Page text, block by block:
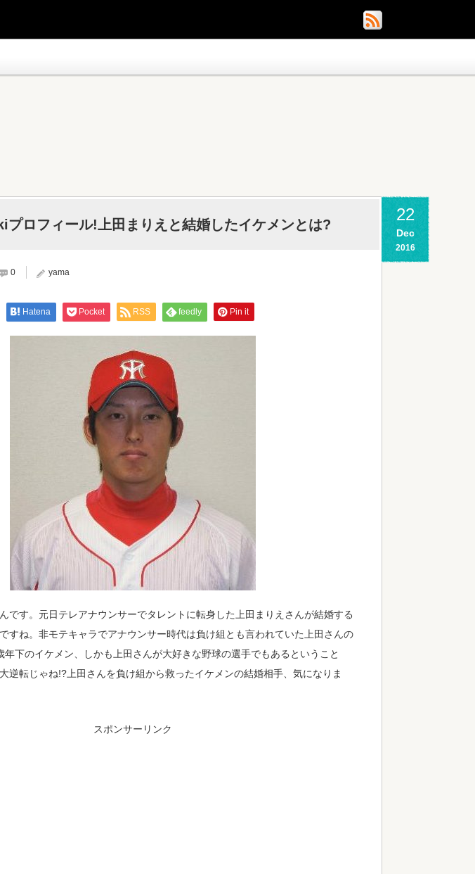
22
Dec
2016
プロフィール!上田まりえと結婚したイケメンとは?
0 yama
Hatena Pocket RSS feedly Pin it
です。元日テレアナウンサーでタレントに転身した上田まりえさんが結婚する
すね。非モテキャラでアナウンサー時代は負け組とも言われていた上田さんの
年下のイケメン、しかも上田さんが大好きな野球の選手でもあるということ
逆転じゃね!?上田さんを負け組から救ったイケメンの結婚相手、気になりま
スポンサーリンク